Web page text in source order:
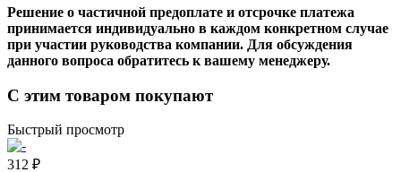
Решение о частичной предоплате и отсрочке платежа
принимается индивидуально в каждом конкретном случае
при участии руководства компании. Для обсуждения
данного вопроса обратитесь к вашему менеджеру.
С этим товаром покупают
Быстрый просмотр
312 ₽